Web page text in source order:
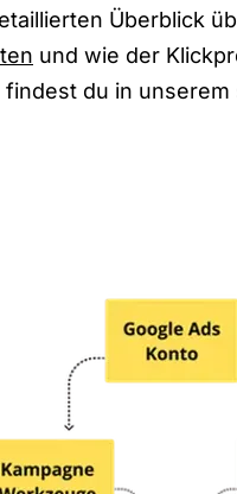
Überblick
und wie der
du in unserem